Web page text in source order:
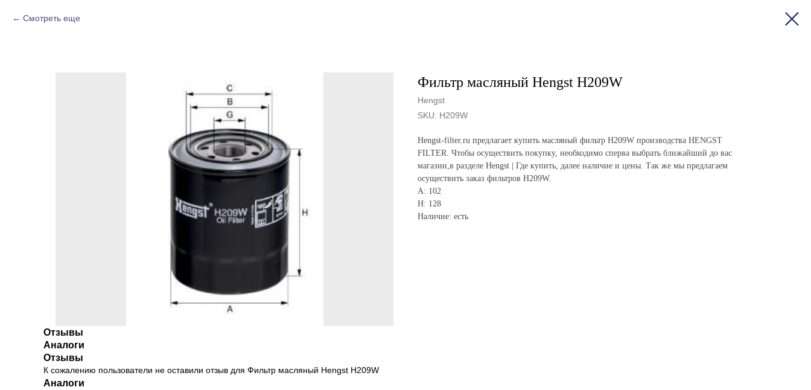
Смотреть еще
Фильтр масляный Hengst H209W
Hengst
SKU: H209W
Hengst-filter.ru предлагает купить масляный фильтр H209W производства HENGST
FILTER. Чтобы осуществить покупку, необходимо сперва выбрать ближайший до вас
магазин,в разделе Hengst | Где купить, далее наличие и цены. Так же мы предлагаем
осуществить заказ фильтров H209W.
A: 102
H: 128
Наличие: есть
Отзывы
Аналоги
Отзывы
К сожалению пользователи не оставили отзыв для Фильтр масляный Hengst H209W
Аналоги